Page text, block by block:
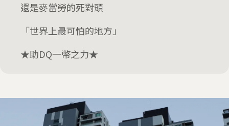
還是麥當勞的死對頭
「世界上最可怕的地方」
★助DQ一幣之力★